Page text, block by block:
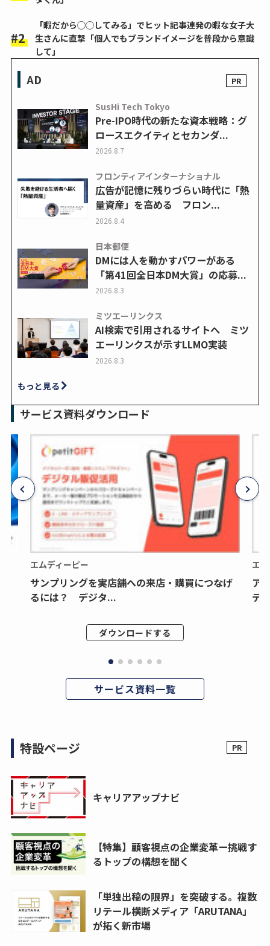
「暇だから◯◯してみる」でヒット記事連発の暇な女子大
生さんに直撃「個人でもブランドイメージを普段から意識
して」
AD
SusHi Tech Tokyo
Pre-IPO時代の新たな資本戦略：グ
ロースエクイティとセカンダ...
2026.8.7
フロンティアインターナショナル
広告が記憶に残りづらい時代に「熱
量資産」を高める フロン...
2026.8.4
日本郵便
DMには人を動かすパワーがある
「第41回全日本DM大賞」の応募...
2026.8.3
ミツエーリンクス
AI検索で引用されるサイトへ ミツ
エーリンクスが示すLLMO実装
2026.8.3
もっと見る
サービス資料ダウンロード
エムディーピー
サンプリングを実店舗への来店・購買につなげ
るには？ デジタ...
ダウンロードする
エ
ア
デ
サービス資料一覧
特設ページ
キャリアアップナビ
【特集】顧客視点の企業変革ー挑戦す
るトップの構想を聞く
「単独出稿の限界」を突破する。複数
リテール横断メディア「ARUTANA」
が拓く新市場